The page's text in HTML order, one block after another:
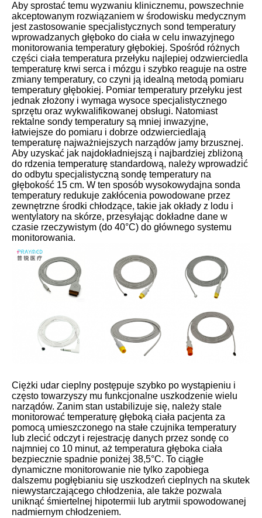
Aby sprostać temu wyzwaniu klinicznemu, powszechnie
akceptowanym rozwiązaniem w środowisku medycznym
jest zastosowanie specjalistycznych sond temperatury
wprowadzanych głęboko do ciała w celu inwazyjnego
monitorowania temperatury głębokiej. Spośród różnych
części ciała temperatura przełyku najlepiej odzwierciedla
temperaturę krwi serca i mózgu i szybko reaguje na ostre
zmiany temperatury, co czyni ją idealną metodą pomiaru
temperatury głębokiej. Pomiar temperatury przełyku jest
jednak złożony i wymaga wysoce specjalistycznego
sprzętu oraz wykwalifikowanej obsługi. Natomiast
rektalne sondy temperatury są mniej inwazyjne,
łatwiejsze do pomiaru i dobrze odzwierciedlają
temperaturę najważniejszych narządów jamy brzusznej.
Aby uzyskać jak najdokładniejszą i najbardziej zbliżoną
do rdzenia temperaturę standardową, należy wprowadzić
do odbytu specjalistyczną sondę temperatury na
głębokość 15 cm. W ten sposób wysokowydajna sonda
temperatury redukuje zakłócenia powodowane przez
zewnętrzne środki chłodzące, takie jak okłady z lodu i
wentylatory na skórze, przesyłając dokładne dane w
czasie rzeczywistym (do 40°C) do głównego systemu
monitorowania.
Ciężki udar cieplny postępuje szybko po wystąpieniu i
często towarzyszy mu funkcjonalne uszkodzenie wielu
narządów. Zanim stan ustabilizuje się, należy stale
monitorować temperaturę głęboką ciała pacjenta za
pomocą umieszczonego na stałe czujnika temperatury
lub zlecić odczyt i rejestrację danych przez sondę co
najmniej co 10 minut, aż temperatura głęboka ciała
bezpiecznie spadnie poniżej 38,5°C. To ciągłe
dynamiczne monitorowanie nie tylko zapobiega
dalszemu pogłębianiu się uszkodzeń cieplnych na skutek
niewystarczającego chłodzenia, ale także pozwala
uniknąć śmiertelnej hipotermii lub arytmii spowodowanej
nadmiernym chłodzeniem.